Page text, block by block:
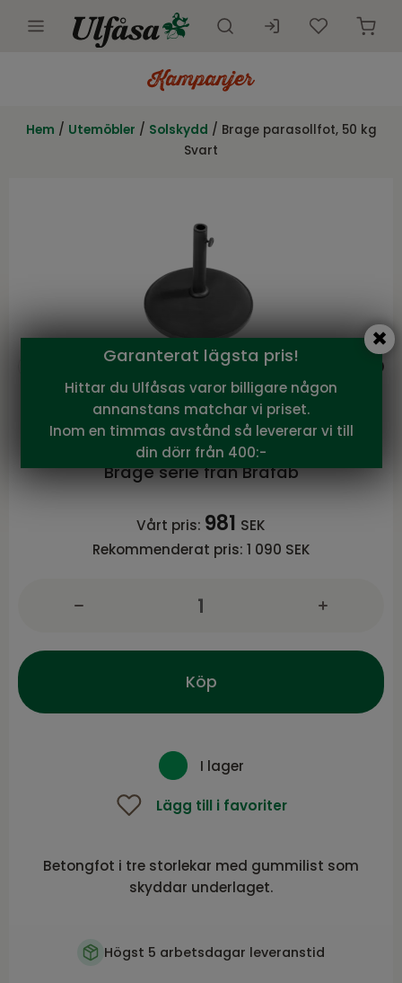
Innemöbler
Kampanjer
Hem / Utemöbler / Solskydd / Brage parasollfot, 50 kg
Svart
Brafab
Brage parasollfot, 50 kg Svart
Brage serie från Brafab
Vårt pris: 981 SEK
Rekommenderat pris: 1 090 SEK
Köp
I lager
Lägg till i favoriter
Betongfot i tre storlekar med gummilist som
skyddar underlaget.
Högst 5 arbetsdagar leveranstid
Garanterat lägsta pris!
Hittar du Ulfåsas varor billigare någon
annanstans matchar vi priset.
Inom en timmas avstånd så levererar vi till
din dörr från 400:-